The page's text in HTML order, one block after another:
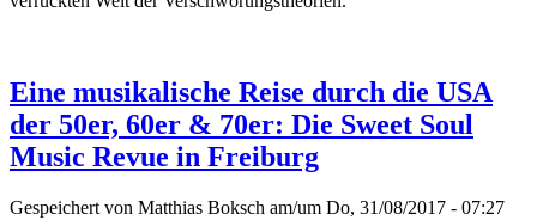
Eine musikalische Reise durch die USA
der 50er, 60er & 70er: Die Sweet Soul
Music Revue in Freiburg
Gespeichert von Matthias Boksch am/um Do, 31/08/2017 - 07:27